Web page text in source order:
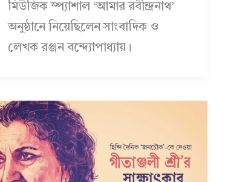
মিউজিক স্প্যাশাল ‘আমার রবীন্দ্রনাথ’
অনুষ্ঠানে নিয়েছিলেন সাংবাদিক ও
লেখক রঞ্জন বন্দ্যোপাধ্যায়।